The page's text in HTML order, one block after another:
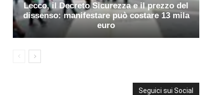
Lecco, il Decreto Sicurezza e il prezzo del
dissenso: manifestare può costare 13 mila
euro
Seguici sui Social